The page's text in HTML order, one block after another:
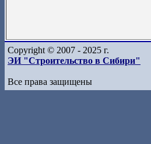
Copyright © 2007 - 2025 г.
ЭИ "Строительство в Сибири"
Все права защищены